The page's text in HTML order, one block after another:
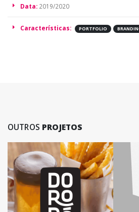
Data: 2019/2020
Características: PORTFOLIO
OUTROS PROJETOS